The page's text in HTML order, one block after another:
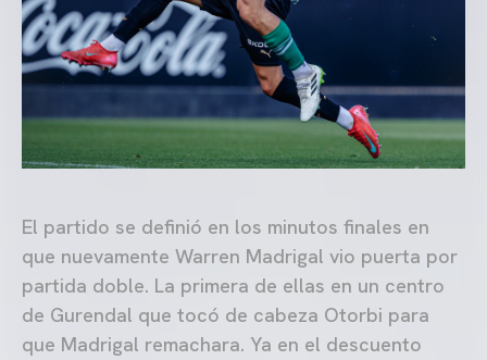
El partido se definió en los minutos finales en
que nuevamente Warren Madrigal vio puerta por
partida doble. La primera de ellas en un centro
de Gurendal que tocó de cabeza Otorbi para
que Madrigal remachara. Ya en el descuento